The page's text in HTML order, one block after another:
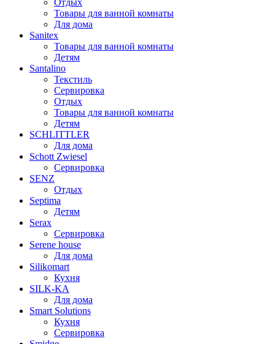
Отдых
Товары для ванной комнаты
Для дома
Sanitex
Товары для ванной комнаты
Детям
Santalino
Текстиль
Сервировка
Отдых
Товары для ванной комнаты
Детям
SCHLITTLER
Для дома
Schott Zwiesel
Сервировка
SENZ
Отдых
Septima
Детям
Serax
Сервировка
Serene house
Для дома
Silikomart
Кухня
SILK-KA
Для дома
Smart Solutions
Кухня
Сервировка